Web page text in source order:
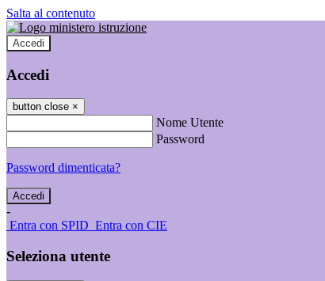
Salta al contenuto
Accedi
Accedi
button close ×
Nome Utente
Password
Password dimenticata?
-
Entra con SPID Entra con CIE
Seleziona utente